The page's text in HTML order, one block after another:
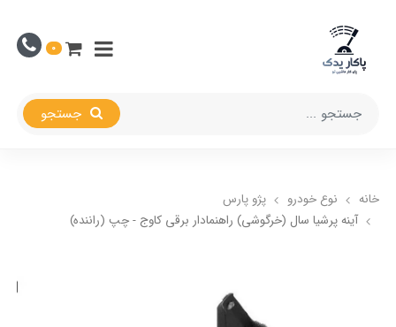
0
خانه نوع خودرو
پژو پارس
آینه پرشیا سال (خرگوشی) راهنمادار برقی کاوج - چپ (راننده)